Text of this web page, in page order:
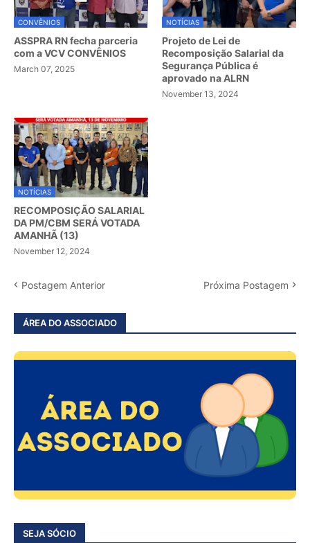
CONVÊNIOS
ASSPRA RN fecha parceria
com a VCV CONVÊNIOS
March 07, 2025
NOTÍCIAS
Projeto de Lei de
Recomposição Salarial da
Segurança Pública é
aprovado na ALRN
November 13, 2024
NOTÍCIAS
RECOMPOSIÇÃO SALARIAL
DA PM/CBM SERÁ VOTADA
AMANHÃ (13)
November 12, 2024
Postagem Anterior Próxima Postagem
ÁREA DO ASSOCIADO
SEJA SÓCIO